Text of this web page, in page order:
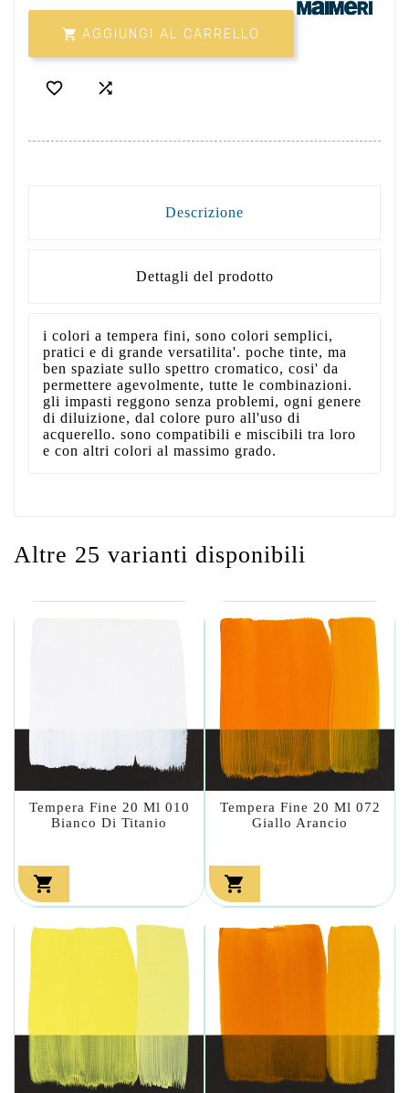
 AGGIUNGI AL CARRELLO
 
Descrizione
Dettagli del prodotto
i colori a tempera fini, sono colori semplici,
pratici e di grande versatilita'. poche tinte, ma
ben spaziate sullo spettro cromatico, cosi' da
permettere agevolmente, tutte le combinazioni.
gli impasti reggono senza problemi, ogni genere
di diluizione, dal colore puro all'uso di
acquerello. sono compatibili e miscibili tra loro
e con altri colori al massimo grado.
Altre 25 varianti disponibili
Tempera Fine 20 Ml 010
Bianco Di Titanio

Tempera Fine 20 Ml 072
Giallo Arancio
